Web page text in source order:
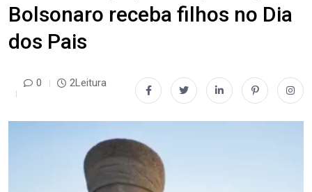
Bolsonaro receba filhos no Dia
dos Pais
0 2Leitura